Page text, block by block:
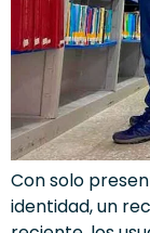
Con solo
identidad, un